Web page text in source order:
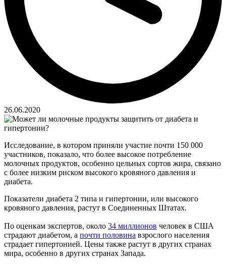
26.06.2020
Исследование, в котором приняли участие почти 150 000
участников, показало, что более высокое потребление
молочных продуктов, особенно цельных сортов жира, связано
с более низким риском высокого кровяного давления и
диабета.
Показатели диабета 2 типа и гипертонии, или высокого
кровяного давления, растут в Соединенных Штатах.
По оценкам экспертов, около 34 миллионов человек в США
страдают диабетом, а почти половина взрослого населения
страдает гипертонией. Цены также растут в других странах
мира, особенно в других странах Запада.